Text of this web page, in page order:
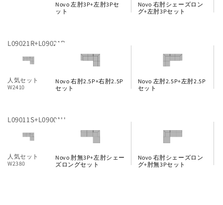
Novo 左肘3P+左肘3Pセ
ット
Novo 右肘シェーズロン
グ+左肘3Pセット
L09021R+L09021R
人気セット
W2410
Novo 右肘2.5P+右肘2.5P
セット
Novo 左肘2.5P+左肘2.5P
セット
L09011S+L09001H
人気セット
W2380
Novo 肘無3P+左肘シェー
ズロングセット
Novo 右肘シェーズロン
グ+肘無3Pセット